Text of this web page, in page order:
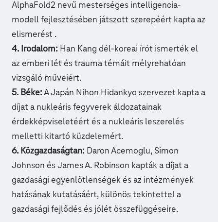
AlphaFold2 nevű mesterséges intelligencia-
modell fejlesztésében játszott szerepéért kapta az
elismerést .
4. Irodalom: Han Kang dél-koreai írót ismerték el
az emberi lét és trauma témáit mélyrehatóan
vizsgáló műveiért.
5. Béke: A Japán Nihon Hidankyo szervezet kapta a
díjat a nukleáris fegyverek áldozatainak
érdekképviseletéért és a nukleáris leszerelés
melletti kitartó küzdelemért.
6. Közgazdaságtan: Daron Acemoglu, Simon
Johnson és James A. Robinson kapták a díjat a
gazdasági egyenlőtlenségek és az intézmények
hatásának kutatásáért, különös tekintettel a
gazdasági fejlődés és jólét összefüggéseire.